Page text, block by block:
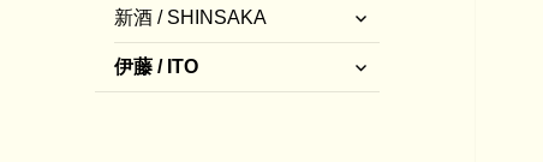
ュ
を
展
ュ
新酒 / SHINSAKA
伊藤 / ITO